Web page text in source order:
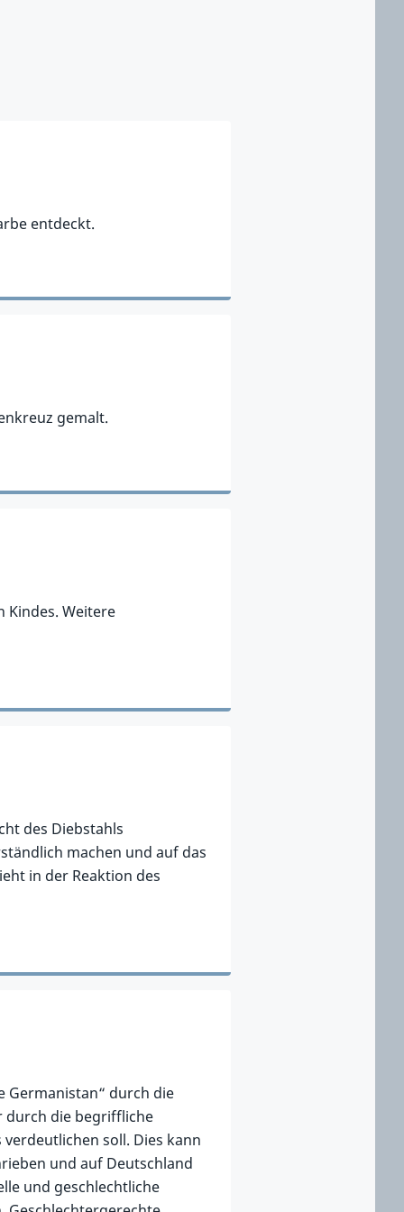
entdeckt.
gemalt.
Kindes. Weitere
des Diebstahls
machen und auf das
in der Reaktion des
Germanistan“ durch die
durch die begriffliche
soll. Dies kann
und auf Deutschland
und geschlechtliche